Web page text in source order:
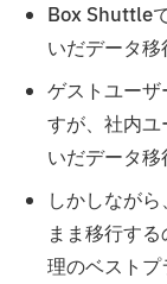
Box Shuttle
いだデータ移
ゲストユー
すが、社内
いだデータ移
しかしなが
まま移行す
理のベスト